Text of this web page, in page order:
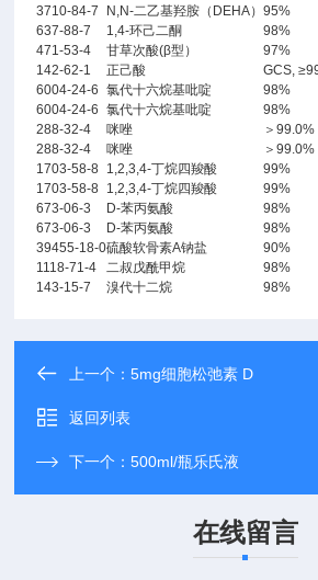
3710-84-7
N,N-二乙基羟胺（DEHA）95%
637-88-7
1,4-环己二酮
98%
471-53-4
甘草次酸(β型）
97%
142-62-1
正己酸
GCS,
6004-24-6
氯代十六烷基吡啶
98%
6004-24-6
氯代十六烷基吡啶
98%
288-32-4
咪唑
＞99.0%
288-32-4
咪唑
＞99.0%
1703-58-8 1,2,3,4-丁烷四羧酸
99%
1703-58-8 1,2,3,4-丁烷四羧酸
99%
673-06-3
D-苯丙氨酸
98%
673-06-3
D-苯丙氨酸
98%
39455-18-0硫酸软骨素A钠盐
90%
1118-71-4
二叔戊酰甲烷
98%
143-15-7
溴代十二烷 98%
上一个：5mg细胞松弛素 D
返回列表
下一个：500ml/瓶乐氏液
在线留言